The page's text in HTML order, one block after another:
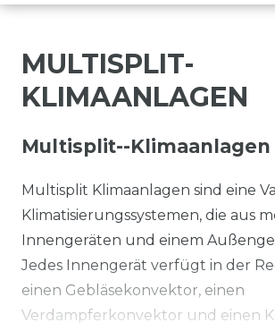
MULTISPLIT-
KLIMAANLAGEN
Multisplit--Klimaanlagen
Multisplit Klimaanlagen sind eine
Klimatisierungssystemen, die aus
Innengeräten und einem
Jedes Innengerät verfügt in der
einen Gebläsekonvektor, einen
Verdampferkonvektor und einen